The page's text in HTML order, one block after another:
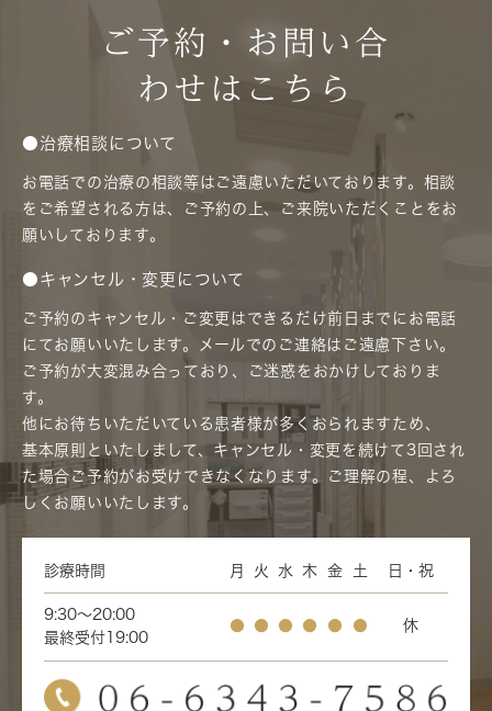
ご予約・お問い合
わせはこちら
●治療相談について
お電話での治療の相談等はご遠慮いただいております。相談
をご希望される方は、ご予約の上、ご来院いただくことをお
願いしております。
●キャンセル・変更について
ご予約のキャンセル・ご変更はできるだけ前日までにお電話
にてお願いいたします。メールでのご連絡はご遠慮下さい。
ご予約が大変混み合っており、ご迷惑をおかけしておりま
す。
他にお待ちいただいている患者様が多くおられますため、
基本原則といたしまして、キャンセル・変更を続けて3回され
た場合ご予約がお受けできなくなります。ご理解の程、よろ
しくお願いいたします。
診療時間 月 火 水 木 金 土 日・祝
9:30～20:00
最終受付19:00
● ● ● ● ● ● 休